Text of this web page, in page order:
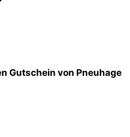
Gutschein von Pneuhage